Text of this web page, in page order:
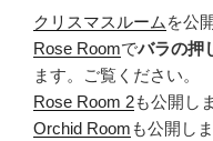
クリスマスルーム を公
Rose Roomでバラの押
ます。ご覧ください。
Rose Room 2も公開し
Orchid Room も公開し